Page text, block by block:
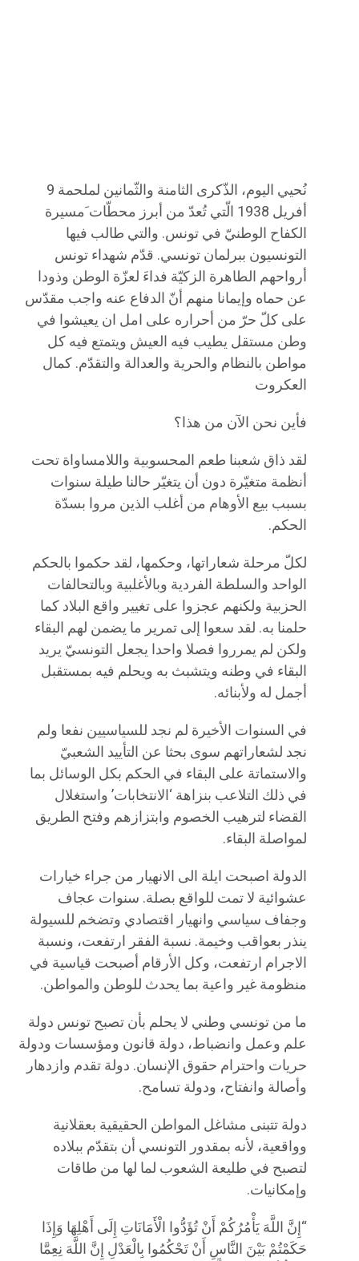
نُحيي اليوم، الذّكرى الثامنة والثّمانين لملحمة 9
أفريل 1938 الّتي تُعدّ من أبرز محطّات َمسيرة
الكفاح الوطنيّ في تونس. والتي طالب فيها
التونسيون ببرلمان تونسي. قدّم شهداء تونس
أرواحهم الطاهرة الزكيّة فداءَ لعزّة الوطن وذودا
عن حماه وإيمانا منهم أنّ الدفاع عنه واجب مقدّس
على كلّ حرّ من أحراره على امل ان يعيشوا في
وطن مستقل يطيب فيه العيش ويتمتع فيه كل
مواطن بالنظام والحرية والعدالة والتقدّم. كمال
العكروت
فأين نحن الآن من هذا؟
لقد ذاق شعبنا طعم المحسوبية واللامساواة تحت
أنظمة متغيّرة دون أن يتغيّر حالنا طيلة سنوات
بسبب بيع الأوهام من أغلب الذين مروا بسدّة
الحكم.
لكلّ مرحلة شعاراتها، وحكمها، لقد حكموا بالحكم
الواحد والسلطة الفردية وبالأغلبية وبالتحالفات
الحزبية ولكنهم عجزوا على تغيير واقع البلاد كما
حلمنا به. لقد سعوا إلى تمرير ما يضمن لهم البقاء
ولكن لم يمرروا فصلا واحدا يجعل التونسيّ يريد
البقاء في وطنه ويتشبث به ويحلم فيه بمستقبل
أجمل له ولأبنائه.
في السنوات الأخيرة لم نجد للسياسيين نفعا ولم
نجد لشعاراتهم سوى بحثا عن التأييد الشعبيّ
والاستماتة على البقاء في الحكم بكل الوسائل بما
في ذلك التلاعب بنزاهة ‘الانتخابات’ واستغلال
القضاء لترهيب الخصوم وابتزازهم وفتح الطريق
لمواصلة البقاء.
الدولة اصبحت ايلة الى الانهيار من جراء خيارات
عشوائية لا تمت للواقع بصلة. سنوات عجاف
وجفاف سياسي وانهيار اقتصادي وتضخم للسيولة
ينذر بعواقب وخيمة. نسبة الفقر ارتفعت، ونسبة
الاجرام ارتفعت، وكل الأرقام أصبحت قياسية في
منظومة غير واعية بما يحدث للوطن والمواطن.
ما من تونسي وطني لا يحلم بأن تصبح تونس دولة
علم وعمل وانضباط، دولة قانون ومؤسسات ودولة
حريات واحترام حقوق الإنسان. دولة تقدم وازدهار
وأصالة وانفتاح، ودولة تسامح.
دولة تتبنى مشاغل المواطن الحقيقية بعقلانية
وواقعية، لأنه بمقدور التونسي أن بتقدّم ببلاده
لتصبح في طليعة الشعوب لما لها من طاقات
وإمكانيات.
“إِنَّ اللَّهَ يَأْمُرُكُمْ أَنْ تُؤَدُّوا الْأَمَانَاتِ إِلَى أَهْلِهَا وَإِذَا
حَكَمْتُمْ بَيْنَ النَّاسِ أَنْ تَحْكُمُوا بِالْعَدْلِ إِنَّ اللَّهَ نِعِمَّا